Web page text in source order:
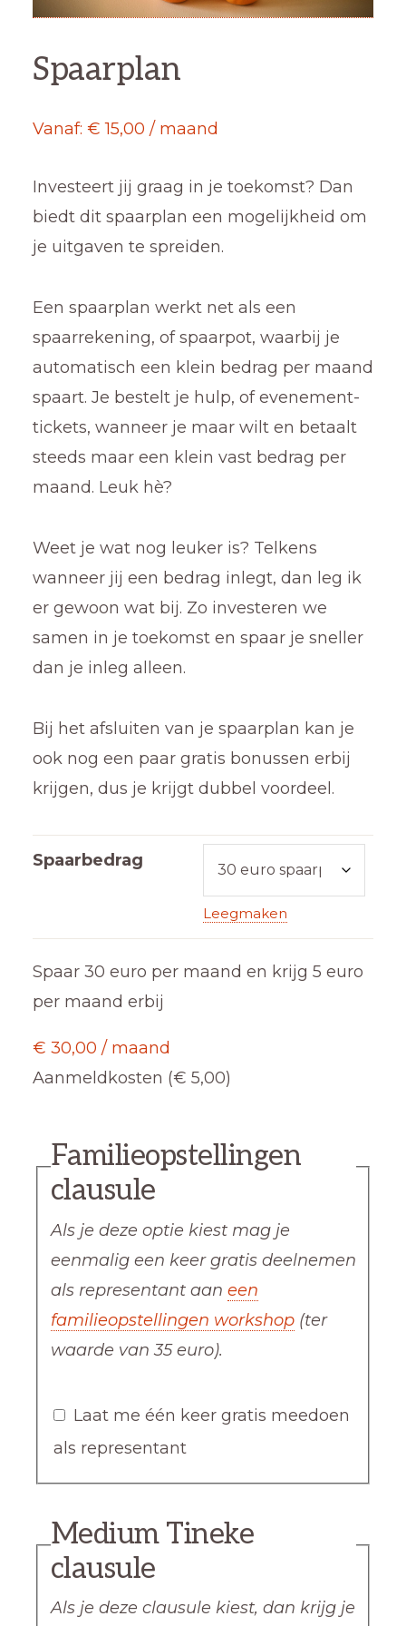
Spaarplan
Vanaf: € 15,00 / maand
Investeert jij graag in je toekomst? Dan
biedt dit spaarplan een mogelijkheid om
je uitgaven te spreiden.
Een spaarplan werkt net als een
spaarrekening, of spaarpot, waarbij je
automatisch een klein bedrag per maand
spaart. Je bestelt je hulp, of evenement-
tickets, wanneer je maar wilt en betaalt
steeds maar een klein vast bedrag per
maand. Leuk hè?
Weet je wat nog leuker is? Telkens
wanneer jij een bedrag inlegt, dan leg ik
er gewoon wat bij. Zo investeren we
samen in je toekomst en spaar je sneller
dan je inleg alleen.
Bij het afsluiten van je spaarplan kan je
ook nog een paar gratis bonussen erbij
krijgen, dus je krijgt dubbel voordeel.
Spaarbedrag
Leegmaken
Spaar 30 euro per maand en krijg 5 euro
per maand erbij
€ 30,00 / maand
Aanmeldkosten (€ 5,00)
Familieopstellingen
clausule
Als je deze optie kiest mag je
eenmalig een keer gratis deelnemen
als representant aan een
familieopstellingen workshop(ter
waarde van 35 euro).
Laat me één keer gratis meedoen
als representant
Medium Tineke
clausule
Als je deze clausule kiest, dan krijg je